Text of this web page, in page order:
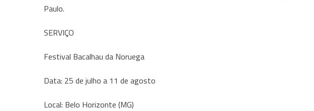
Paulo.
SERVIÇO
Festival Bacalhau da Noruega
Data: 25 de julho a 11 de agosto
Local: Belo Horizonte (MG)